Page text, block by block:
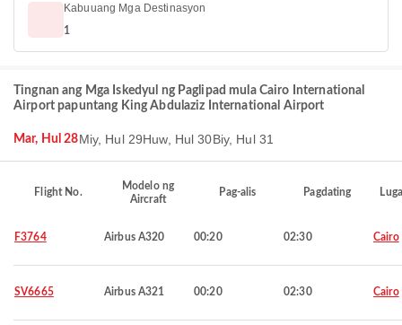
Kabuuang Mga Destinasyon
1
Tingnan ang Mga Iskedyul ng Paglipad mula Cairo International
Airport papuntang King Abdulaziz International Airport
Mar, Hul 28Miy, Hul 29Huw, Hul 30Biy, Hul 31
Flight No.
Modelo ng
Aircraft
Pag-alis Pagdating
F3764 Airbus A320 00:20 02:30 Cairo
SV6665 Airbus A321 00:20 02:30 Cairo